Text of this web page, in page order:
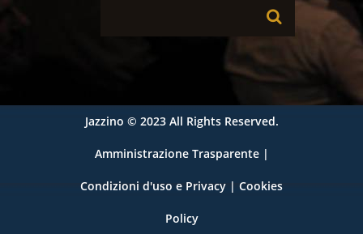
Jazzino © 2023 All Rights Reserved.
Amministrazione Trasparente|
Condizioni d'uso e Privacy | Cookies
Policy